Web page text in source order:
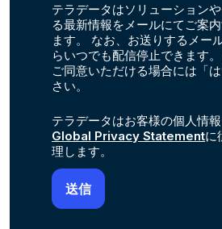
テラデータはソリューション
る最新情報をメールにてご案
ます。 なお、お送りするメー
らいつでも配信停止できます
ご同意いただける場合には「
さい。
テラデータはお客様の個人情報
Global Privacy Statementに
理します。